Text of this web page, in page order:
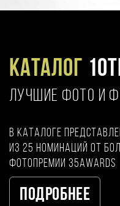
Каталог
ЛУЧШИЕ ФОТО И
В каталоге
из 25 номинаций от
фотопремии 35AWARDS
Подробнее